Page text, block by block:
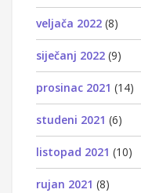
veljača 2022 (8)
siječanj 2022 (9)
prosinac 2021 (14)
studeni 2021 (6)
listopad 2021 (10)
rujan 2021 (8)